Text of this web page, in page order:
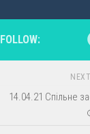
FOLLOW:
14.04.21 Спільне